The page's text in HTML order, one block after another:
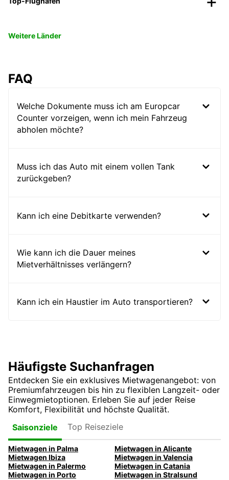
Weitere Länder
FAQ
Welche Dokumente muss ich am Europcar
Counter vorzeigen, wenn ich mein Fahrzeug
abholen möchte?
Muss ich das Auto mit einem vollen Tank
zurückgeben?
Kann ich eine Debitkarte verwenden?
Wie kann ich die Dauer meines
Mietverhältnisses verlängern?
Kann ich ein Haustier im Auto transportieren?
Häufigste Suchanfragen
Entdecken Sie ein exklusives Mietwagenangebot: von
Premiumfahrzeugen bis hin zu flexiblen Langzeit- oder
Einwegmietoptionen. Erleben Sie auf jeder Reise
Komfort, Flexibilität und höchste Qualität.
Saisonziele
Top Reiseziele
Mietwagen in Palma
Mietwagen in Alicante
Mietwagen Ibiza
Mietwagen in Valencia
Mietwagen in Palermo
Mietwagen in Catania
Mietwagen in Porto
Mietwagen in Stralsund